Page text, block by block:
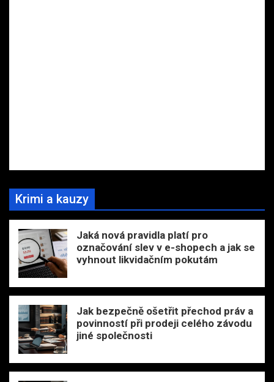
Krimi a kauzy
Jaká nová pravidla platí pro
označování slev v e-shopech a jak se
vyhnout likvidačním pokutám
Jak bezpečně ošetřit přechod práv a
povinností při prodeji celého závodu
jiné společnosti